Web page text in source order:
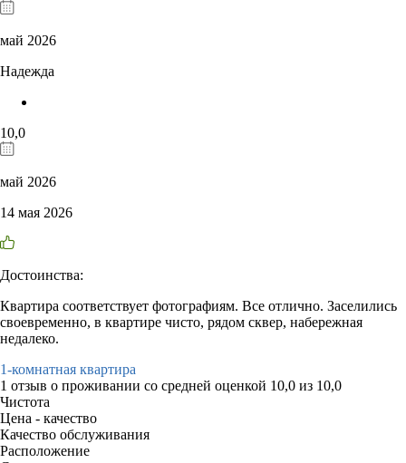
май 2026
Надежда
10,0
май 2026
14 мая 2026
Достоинства:
Квартира соответствует фотографиям. Все отлично. Заселились
своевременно, в квартире чисто, рядом сквер, набережная
недалеко.
1-комнатная квартира
1 отзыв о проживании со средней оценкой 10,0 из 10,0
Чистота
Цена - качество
Качество обслуживания
Расположение